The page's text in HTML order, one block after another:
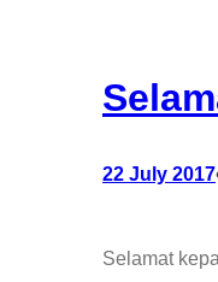
22 July 2017
Selamat